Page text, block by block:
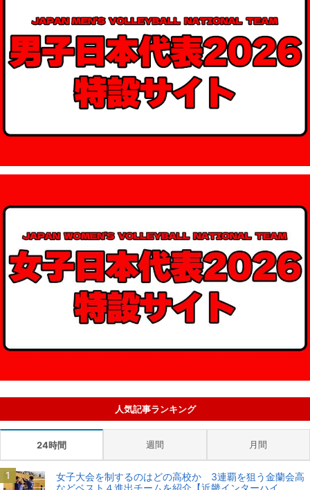
人気記事ランキング
24時間 週間 月間
女子大会を制するのはどの高校か 3連覇を狙う金蘭会高